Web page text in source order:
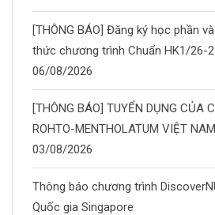
[THÔNG BÁO] Đăng ký học phần
thức chương trình Chuẩn HK1/26-
06/08/2026
[THÔNG BÁO] TUYỂN DỤNG CỦA
ROHTO-MENTHOLATUM VIỆT NAM
03/08/2026
Thông báo chương trình
Quốc gia Singapore